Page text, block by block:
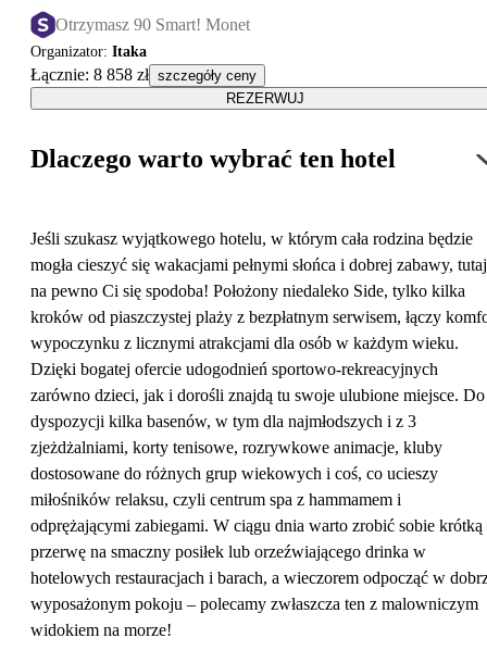
Otrzymasz 90 Smart! Monet
Organizator: Itaka
Łącznie: 8 858 zł szczegóły ceny
REZERWUJ
Dlaczego warto wybrać ten hotel
Jeśli szukasz wyjątkowego hotelu, w którym cała rodzina będzie
mogła cieszyć się wakacjami pełnymi słońca i dobrej zabawy, tutaj
na pewno Ci się spodoba! Położony niedaleko Side, tylko kilka
kroków od piaszczystej plaży z bezpłatnym serwisem, łączy
wypoczynku z licznymi atrakcjami dla osób w każdym wieku.
Dzięki bogatej ofercie udogodnień sportowo-rekreacyjnych
zarówno dzieci, jak i dorośli znajdą tu swoje ulubione miejsce. Do
dyspozycji kilka basenów, w tym dla najmłodszych i z 3
zjeżdżalniami, korty tenisowe, rozrywkowe animacje, kluby
dostosowane do różnych grup wiekowych i coś, co ucieszy
miłośników relaksu, czyli centrum spa z hammamem i
odprężającymi zabiegami. W ciągu dnia warto zrobić sobie krótką
przerwę na smaczny posiłek lub orzeźwiającego drinka w
hotelowych restauracjach i barach, a wieczorem odpocząć w
wyposażonym pokoju – polecamy zwłaszcza ten z malowniczym
widokiem na morze!